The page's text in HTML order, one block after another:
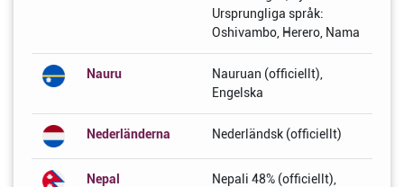
Ursprungliga språk:
Oshivambo, Herero, Nama
Nauru
Nauruan (officiellt),
Engelska
Nederländerna Nederländsk (officiellt)
Nepal
Nepali 48% (officiellt),